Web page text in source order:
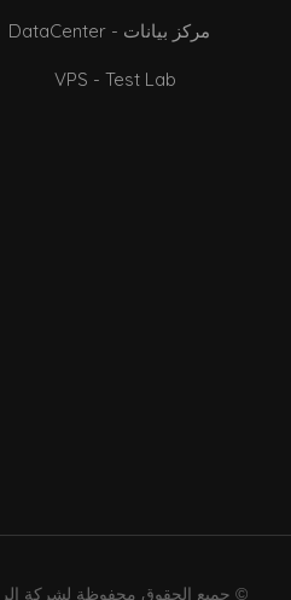
DataCenter - مركز بيانات
VPS - Test Lab
© جميع الحقوق محفوظة لشركة الريادة